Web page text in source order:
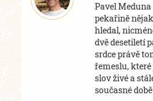
Pavel
pekařině
hledal,
dvě desetiletí
srdce právě
řemeslu, které
slov živé a
současné době